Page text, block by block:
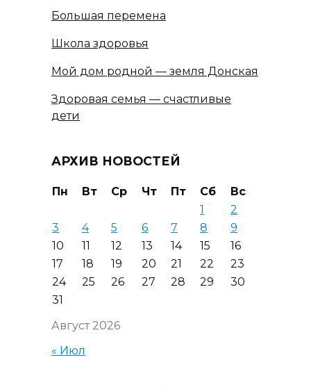
Большая перемена
Школа здоровья
Мой дом родной — земля Донская
Здоровая семья — счастливые
дети
АРХИВ НОВОСТЕЙ
Август 2026
Пн Вт Ср Чт Пт Сб
Вс
1
2
3
4 5 6 7 8
9
10
11 12 13 14 15
16
17
18 19 20 21 22
23
24
25 26 27 28 29
30
31
« Июл